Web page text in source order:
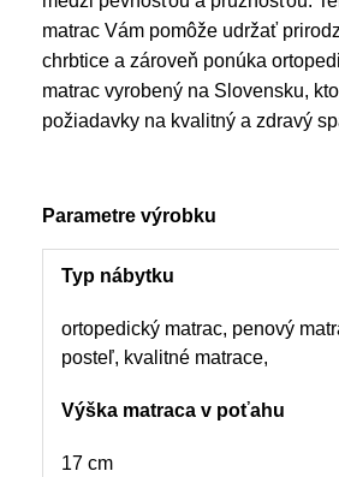
matrac Vám pomôže udržať
chrbtice a zároveň ponúka
matrac vyrobený na Slovensku,
požiadavky na kvalitný a zdravý
Parametre výrobku
Typ nábytku
ortopedický matrac, penový
posteľ, kvalitné matrace,
Výška matraca v poťahu
17 cm